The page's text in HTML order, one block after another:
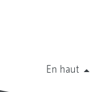
En haut